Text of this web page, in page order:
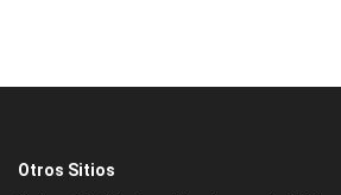
Otros Sitios